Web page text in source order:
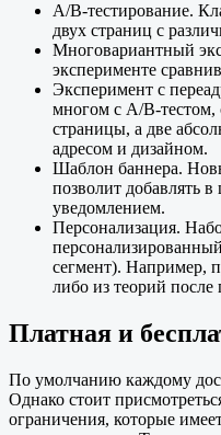
A/B-тестирование.
двух страниц с
Многовариантный
эксперименте
Эксперимент с
многом с A/B-тестом,
страницы, а две
адресом и дизайном.
Шаблон баннера.
позволит добавлять
уведомлением.
Персонализация.
сегмент). Например,
либо из теорий после
Платная и
По умолчанию каждому
Однако стоит
ограничения, которые